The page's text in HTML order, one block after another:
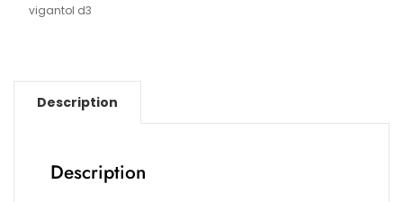
vigantol d3
Description
Description